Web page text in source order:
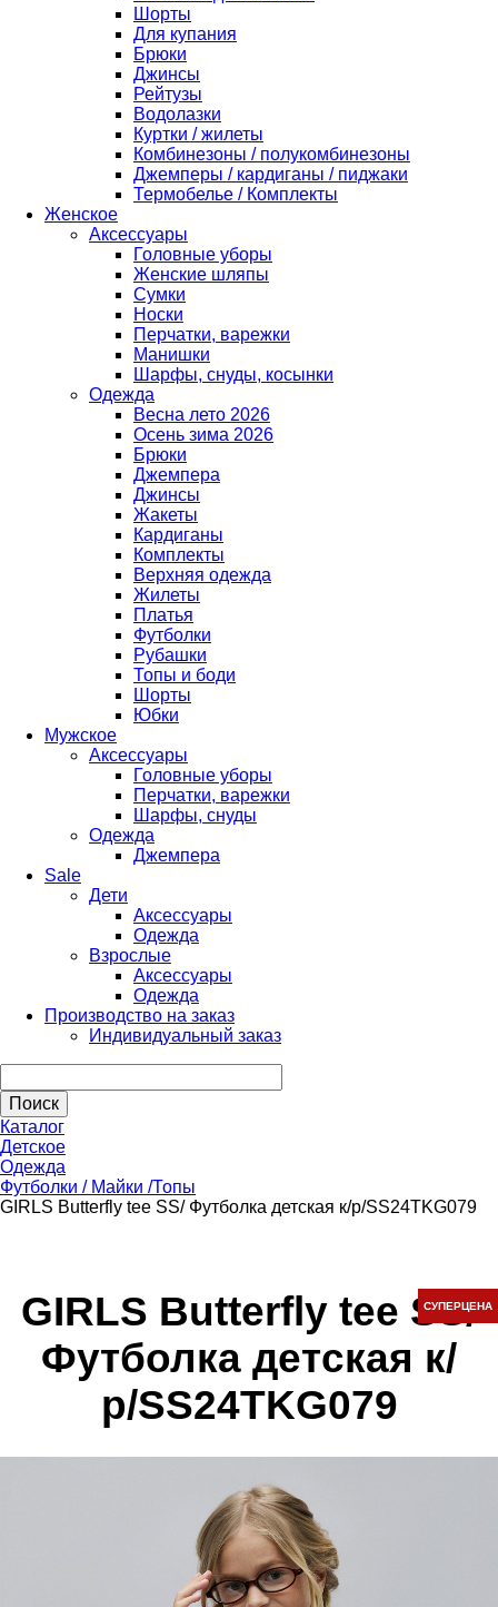
Шорты
Для купания
Брюки
Джинсы
Рейтузы
Водолазки
Куртки / жилеты
Комбинезоны / полукомбинезоны
Джемперы / кардиганы / пиджаки
Термобелье / Комплекты
Женское
Аксессуары
Головные уборы
Женские шляпы
Сумки
Носки
Перчатки, варежки
Манишки
Шарфы, снуды, косынки
Одежда
Весна лето 2026
Осень зима 2026
Брюки
Джемпера
Джинсы
Жакеты
Кардиганы
Комплекты
Верхняя одежда
Жилеты
Платья
Футболки
Рубашки
Топы и боди
Шорты
Юбки
Мужское
Аксессуары
Головные уборы
Перчатки, варежки
Шарфы, снуды
Одежда
Джемпера
Sale
Дети
Аксессуары
Одежда
Взрослые
Аксессуары
Одежда
Производство на заказ
Индивидуальный заказ
Каталог
Детское
Одежда
Футболки / Майки /Топы
GIRLS Butterfly tee SS/ Футболка детская к/р/SS24TKG079
GIRLS Butterfly tee SS/
Футболка детская к/
р/SS24TKG079
СУПЕРЦЕНА